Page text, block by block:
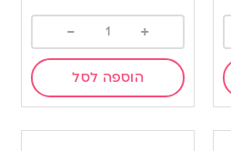
+
-
הוספה לסל